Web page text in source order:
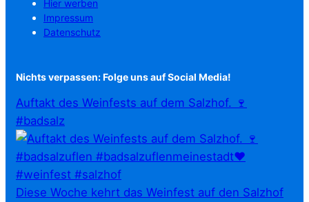
Hier werben
Impressum
Datenschutz
Nichts verpassen: Folge uns auf Social Media!
Auftakt des Weinfests auf dem Salzhof. 🍷
#badsalz
Diese Woche kehrt das Weinfest auf den Salzhof